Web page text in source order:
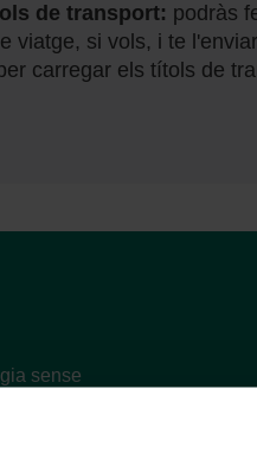
de transport: podràs
viatge, si vols, i te
carregar els títols de
sense
online per